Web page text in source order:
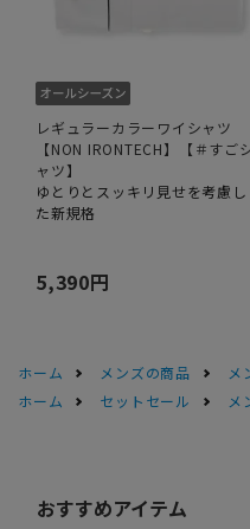
レギュラーカラーワイシャツ
【NON IRONTECH】【＃すご
ャツ】
ゆとりとスッキリ見せを考慮し
た新規格
5,390円
ホーム メンズの商品 メ
ホーム
セットセール メ